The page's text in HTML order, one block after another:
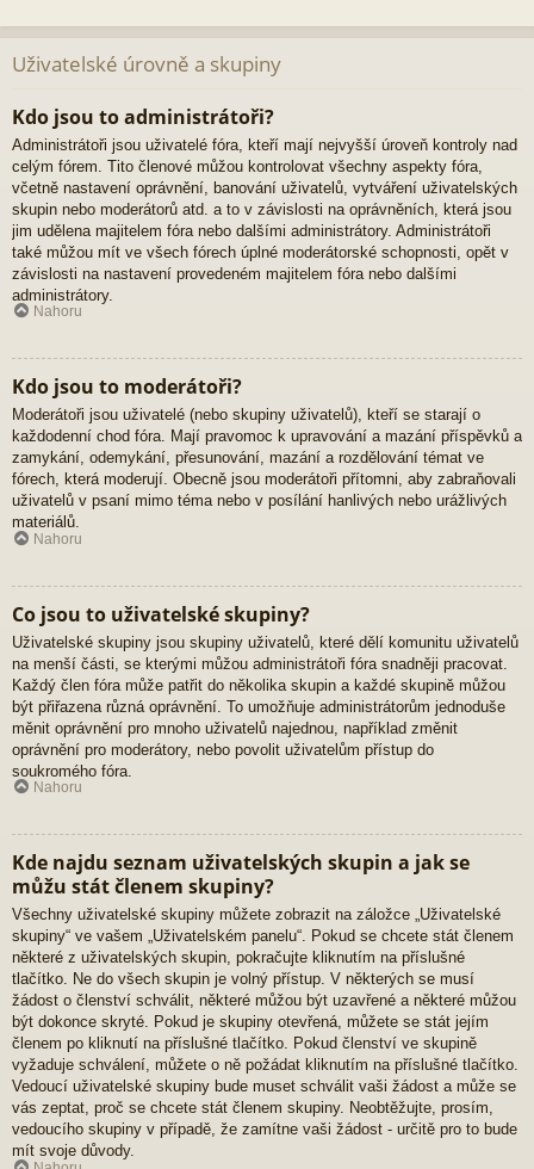
Uživatelské úrovně a skupiny
Kdo jsou to administrátoři?
Administrátoři jsou uživatelé fóra, kteří mají nejvyšší úroveň kontroly nad
celým fórem. Tito členové můžou kontrolovat všechny aspekty fóra,
včetně nastavení oprávnění, banování uživatelů, vytváření uživatelských
skupin nebo moderátorů atd. a to v závislosti na oprávněních, která jsou
jim udělena majitelem fóra nebo dalšími administrátory. Administrátoři
také můžou mít ve všech fórech úplné moderátorské schopnosti, opět v
závislosti na nastavení provedeném majitelem fóra nebo dalšími
administrátory.
Nahoru
Kdo jsou to moderátoři?
Moderátoři jsou uživatelé (nebo skupiny uživatelů), kteří se starají o
každodenní chod fóra. Mají pravomoc k upravování a mazání příspěvků a
zamykání, odemykání, přesunování, mazání a rozdělování témat ve
fórech, která moderují. Obecně jsou moderátoři přítomni, aby zabraňovali
uživatelů v psaní mimo téma nebo v posílání hanlivých nebo urážlivých
materiálů.
Nahoru
Co jsou to uživatelské skupiny?
Uživatelské skupiny jsou skupiny uživatelů, které dělí komunitu uživatelů
na menší části, se kterými můžou administrátoři fóra snadněji pracovat.
Každý člen fóra může patřit do několika skupin a každé skupině můžou
být přiřazena různá oprávnění. To umožňuje administrátorům jednoduše
měnit oprávnění pro mnoho uživatelů najednou, například změnit
oprávnění pro moderátory, nebo povolit uživatelům přístup do
soukromého fóra.
Nahoru
Kde najdu seznam uživatelských skupin a jak se
můžu stát členem skupiny?
Všechny uživatelské skupiny můžete zobrazit na záložce „Uživatelské
skupiny“ ve vašem „Uživatelském panelu“. Pokud se chcete stát členem
některé z uživatelských skupin, pokračujte kliknutím na příslušné
tlačítko. Ne do všech skupin je volný přístup. V některých se musí
žádost o členství schválit, některé můžou být uzavřené a některé můžou
být dokonce skryté. Pokud je skupiny otevřená, můžete se stát jejím
členem po kliknutí na příslušné tlačítko. Pokud členství ve skupině
vyžaduje schválení, můžete o ně požádat kliknutím na příslušné tlačítko.
Vedoucí uživatelské skupiny bude muset schválit vaši žádost a může se
vás zeptat, proč se chcete stát členem skupiny. Neobtěžujte, prosím,
vedoucího skupiny v případě, že zamítne vaši žádost - určitě pro to bude
mít svoje důvody.